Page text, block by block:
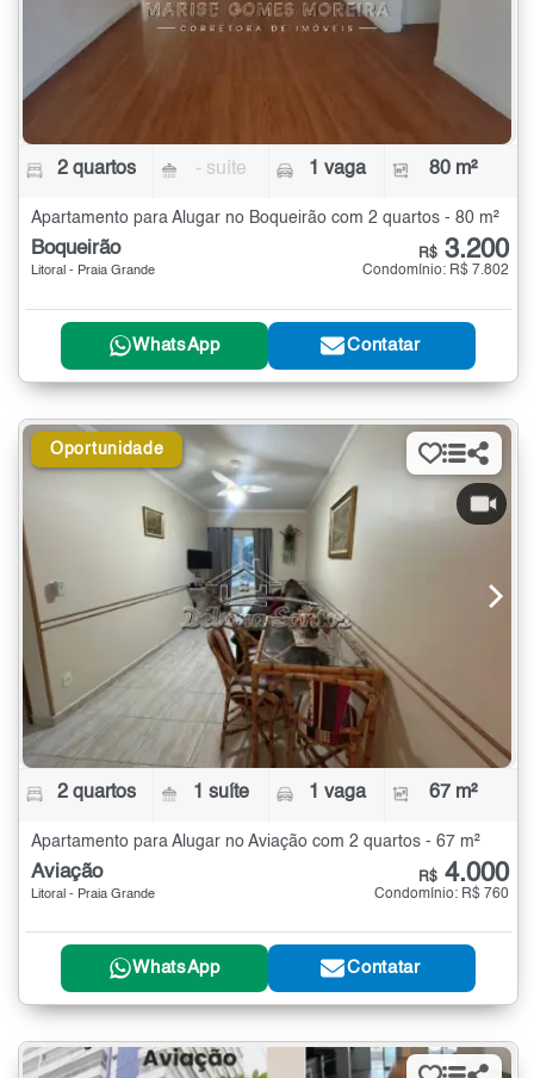
2 quartos - suíte 1 vaga 80 m²
Apartamento para Alugar no Boqueirão com 2 quartos - 80 m²
Boqueirão
Litoral - Praia Grande
R$ 3.200
Condomínio: R$ 7.802
WhatsApp Contatar
Oportunidade
2 quartos 1 suíte 1 vaga 67 m²
Apartamento para Alugar no Aviação com 2 quartos - 67 m²
Aviação
Litoral - Praia Grande
R$ 4.000
Condomínio: R$ 760
WhatsApp Contatar